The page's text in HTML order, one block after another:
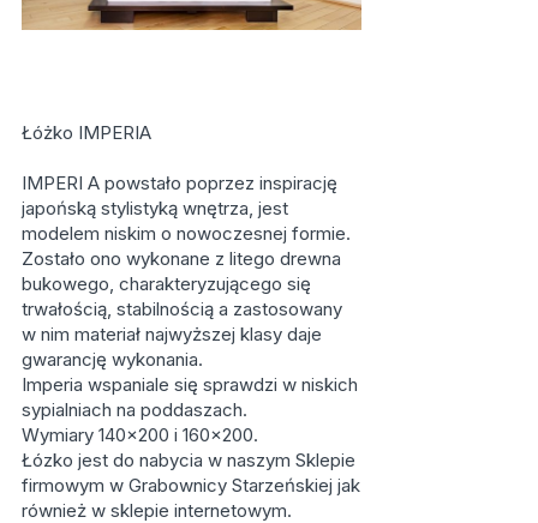
Łóżko IMPERIA
IMPERI A powstało poprzez inspirację
japońską stylistyką wnętrza, jest
modelem niskim o nowoczesnej formie.
Zostało ono wykonane z litego drewna
bukowego, charakteryzującego się
trwałością, stabilnością a zastosowany
w nim materiał najwyższej klasy daje
gwarancję wykonania.
Imperia wspaniale się sprawdzi w niskich
sypialniach na poddaszach.
Wymiary 140x200 i 160x200.
Łózko jest do nabycia w naszym Sklepie
firmowym w Grabownicy Starzeńskiej jak
również w sklepie internetowym.